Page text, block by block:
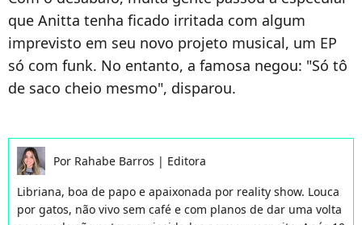
que Anitta tenha ficado irritada com algum
imprevisto em seu novo projeto musical, um EP
só com funk. No entanto, a famosa negou: "Só tô
de saco cheio mesmo", disparou.
Por Rahabe Barros | Editora
Libriana, boa de papo e apaixonada por reality show. Louca
por gatos, não vivo sem café e com planos de dar uma volta